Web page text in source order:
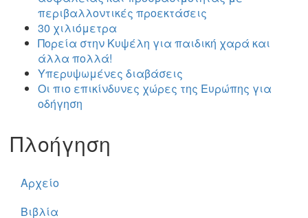
περιβαλλοντικές προεκτάσεις
30 χιλιόμετρα
Πορεία στην Κυψέλη για παιδική χαρά και
άλλα πολλά!
Υπερυψωμένες διαβάσεις
Οι πιο επικίνδυνες χώρες της Ευρώπης για
οδήγηση
Πλοήγηση
Αρχείο
Βιβλία